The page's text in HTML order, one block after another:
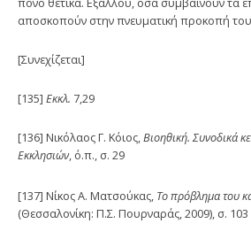
αποσκοπούν στην πνευματική προκοπή
[Συνεχίζεται]
[135] Εκκλ. 7,29
[136] Νικόλαος Γ. Κόιος,Βιοηθική. Συνοδικά
Εκκλησιών, ό.π., σ. 29
[137] Νίκος Α. Ματσούκας, Το πρόβλημα του
(Θεσσαλονίκη: Π.Σ. Πουρναράς, 2009), σ. 103